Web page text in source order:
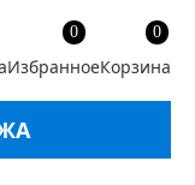
0
ИзбранноеКорзина
0